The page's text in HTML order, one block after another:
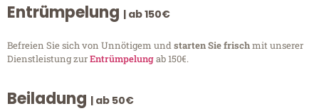
Entrümpelung | ab 150€
Befreien Sie sich von Unnötigem undstarten Sie frischmit unserer
Dienstleistung zurEntrümpelungab 150€.
Beiladung | ab 50€